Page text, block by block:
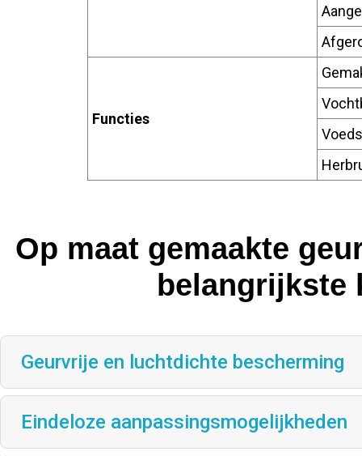
Functies
Op maat gemaakte
belangrijkste
Geurvrije en luchtdichte bescherming
Eindeloze aanpassingsmogelijkheden